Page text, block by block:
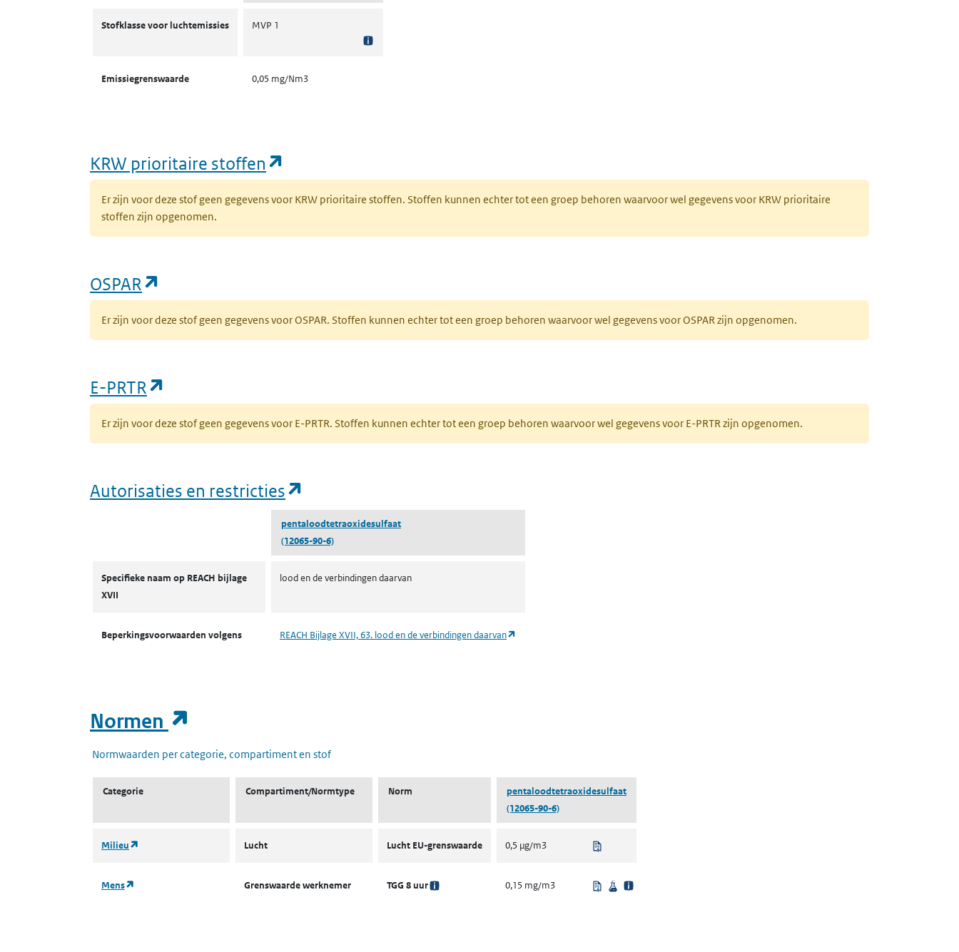
Stofklasse voor luchtemissies MVP 1
Emissiegrenswaarde 0,05 mg/Nm3
KRW prioritaire stoffen
Er zijn voor deze stof geen gegevens voor KRW prioritaire stoffen. Stoffen kunnen echter tot een groep behoren waarvoor wel gegevens voor KRW prioritaire
stoffen zijn opgenomen.
OSPAR
Er zijn voor deze stof geen gegevens voor OSPAR. Stoffen kunnen echter tot een groep behoren waarvoor wel gegevens voor OSPAR zijn opgenomen.
E-PRTR
Er zijn voor deze stof geen gegevens voor E-PRTR. Stoffen kunnen echter tot een groep behoren waarvoor wel gegevens voor E-PRTR zijn opgenomen.
Autorisaties en restricties
pentaloodtetraoxidesulfaat
(12065-90-6)
Specifieke naam op REACH bijlage
XVII
lood en de verbindingen daarvan
Beperkingsvoorwaarden volgens REACH Bijlage XVII, 63. lood en de verbindingen daarvan
Normen
Normwaarden per categorie, compartiment en stof
Categorie Compartiment/Normtype Norm
pentaloodtetraoxidesulfaat
(12065-90-6)
Milieu (opent in een nieuw tabblad)
Lucht Lucht EU-grenswaarde 0,5 µg/m3
Mens (opent in een nieuw tabblad)Grenswaarde werknemer TGG 8 uur 0,15 mg/m3 Uit regelgeving
Wetenschappelijke bron